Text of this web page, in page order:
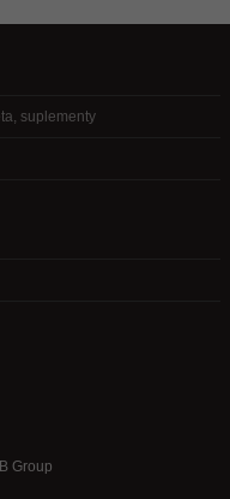
suplementy
Group